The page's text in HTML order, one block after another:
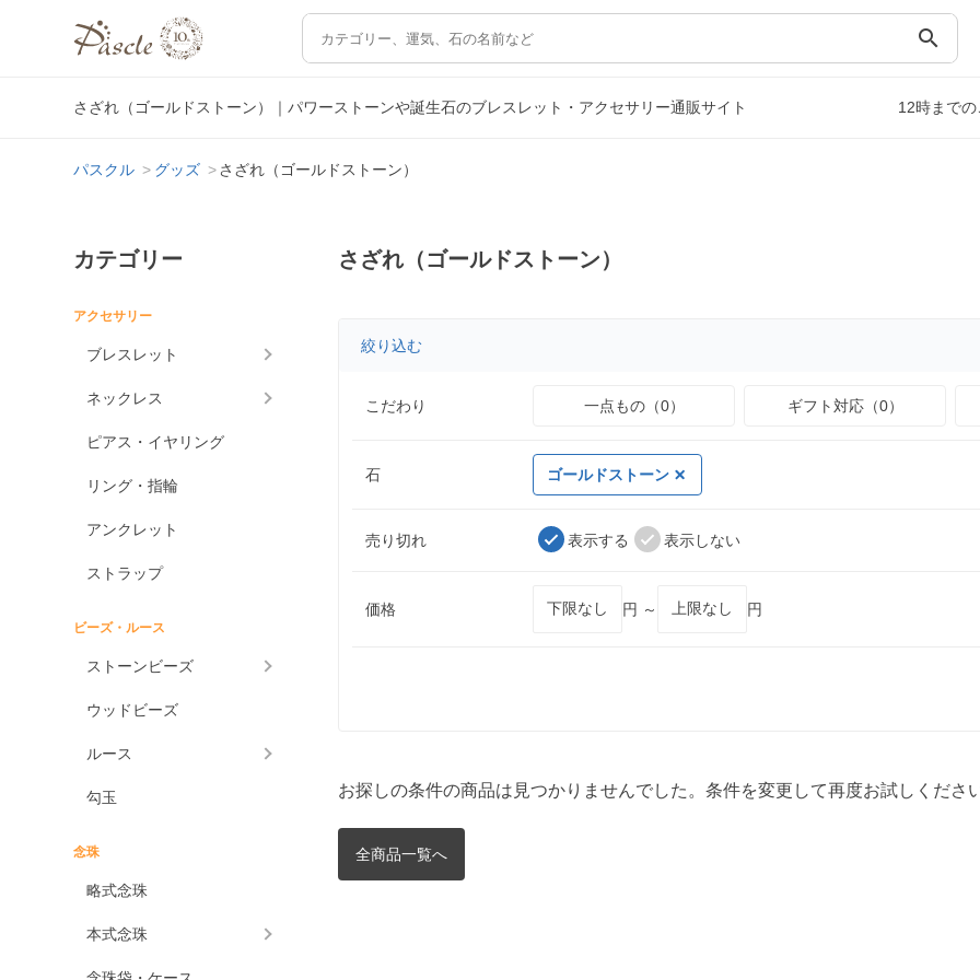
search
さざれ（ゴールドストーン）｜パワーストーンや誕生石のブレスレット・アクセサリー通販サイト 12時まで
パスクル グッズ さざれ（ゴールドストーン）
カテゴリー
アクセサリー
ブレスレット
ネックレス
ピアス・イヤリング
リング・指輪
アンクレット
ストラップ
ビーズ・ルース
ストーンビーズ
ウッドビーズ
ルース
勾玉
念珠
略式念珠
本式念珠
さざれ（ゴールドストーン）
絞り込む
こだわり 一点もの（0） ギフト対応（0）
石 ゴールドストーン
売り切れ 表示する 表示しない
価格 円 ～ 円
お探しの条件の商品は見つかりませんでした。条件を変更して再度お試しください
全商品一覧へ